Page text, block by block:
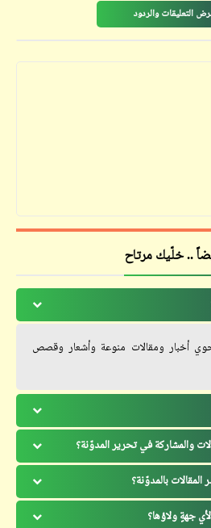
التعليقات والردود
.. خلّيك مرتاح
أخبار ومقالات منوعة وأشعار وقصص
والمشاركة في تحرير المدوّنة؟
بالمدوّنة؟
جهةٍ ولاؤها؟